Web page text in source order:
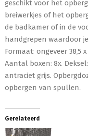
geschikt voor het
breiwerkjes of het
de badkamer of in de
handgrepen waardoor
Formaat: ongeveer 38,5
Aantal boxen: 8x.
antraciet grijs.
opbergen van spullen.
Gerelateerd